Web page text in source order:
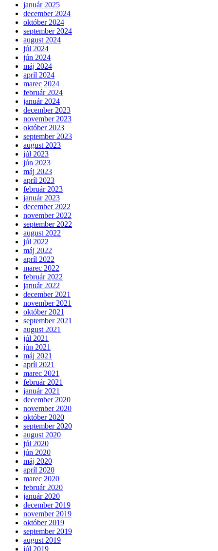
január 2025
december 2024
október 2024
september 2024
august 2024
júl 2024
jún 2024
máj 2024
apríl 2024
marec 2024
február 2024
január 2024
december 2023
november 2023
október 2023
september 2023
august 2023
júl 2023
jún 2023
máj 2023
apríl 2023
február 2023
január 2023
december 2022
november 2022
september 2022
august 2022
júl 2022
máj 2022
apríl 2022
marec 2022
február 2022
január 2022
december 2021
november 2021
október 2021
september 2021
august 2021
júl 2021
jún 2021
máj 2021
apríl 2021
marec 2021
február 2021
január 2021
december 2020
november 2020
október 2020
september 2020
august 2020
júl 2020
jún 2020
máj 2020
apríl 2020
marec 2020
február 2020
január 2020
december 2019
november 2019
október 2019
september 2019
august 2019
júl 2019